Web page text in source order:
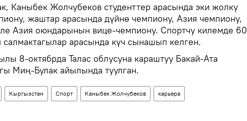
Каныбек Жолчубеков студенттер арасында эки жолку
жаштар арасында дүйнө чемпиону, Азия чемпиону,
Азия оюндарынын вице-чемпиону. Спортчу килемде 60
салмактагылар арасында күч сынашып келген.
8-октябрда Талас облусуна караштуу Бакай-Ата
Миң-Булак айылында туулган.
Кыргызстан Спорт Каныбек Жолчубеков карьера